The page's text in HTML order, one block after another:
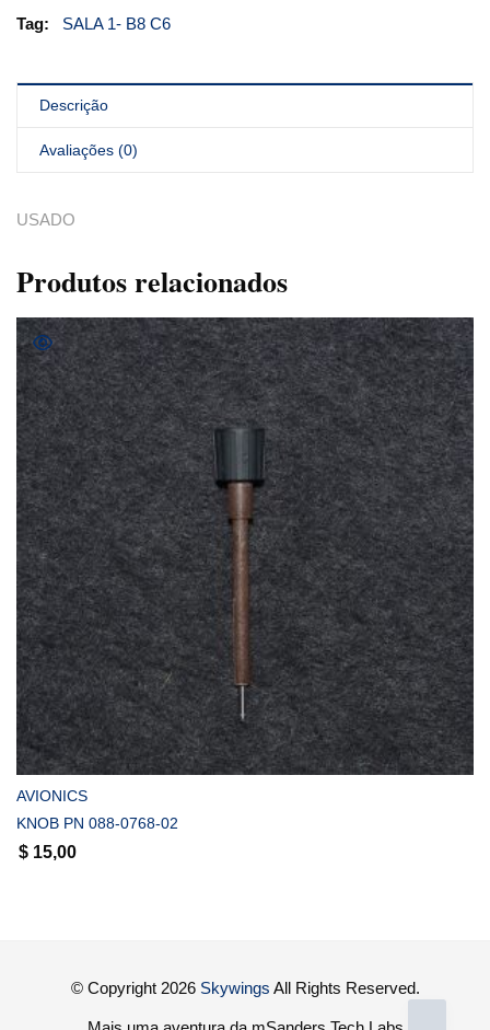
Tag:
SALA 1- B8 C6
Descrição
Avaliações (0)
USADO
Produtos relacionados
COMPRAR
AVIONICS
KNOB PN 088-0768-02
$ 15,00
© Copyright 2026 Skywings All Rights Reserved.